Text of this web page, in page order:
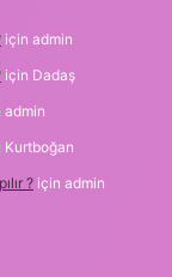
için admin
için Dadaş
admin
Kurtboğan
? için admin